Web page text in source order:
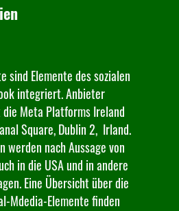
sind Elemente des sozialen
integriert. Anbieter
Meta Platforms Ireland
Square, Dublin 2, Irland.
werden nach Aussage von
in die USA und in andere
Eine Übersicht über die
Mdedia-Elemente finden